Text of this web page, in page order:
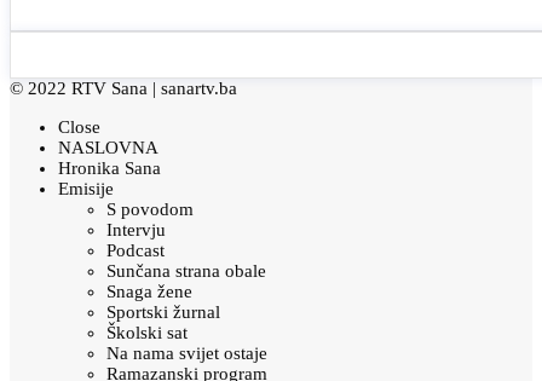
© 2022 RTV Sana | sanartv.ba
Close
NASLOVNA
Hronika Sana
Emisije
S povodom
Intervju
Podcast
Sunčana strana obale
Snaga žene
Sportski žurnal
Školski sat
Na nama svijet ostaje
Ramazanski program